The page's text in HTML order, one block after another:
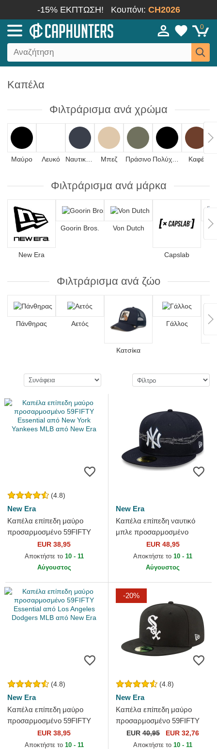
-15% ΕΚΠΤΩΣΗ! Κουπόνι: CH2026
0
Καπέλα
Φιλτράρισμα ανά χρώμα
Μαύρο Λευκό Μπεζ Πράσινο Καφέ
Φιλτράρισμα ανά μάρκα
New Era
Goorin Bros. Von Dutch
Capslab
Φιλτράρισμα ανά ζώο
Πάνθηρας Αετός
Κατσίκα
Γάλλος
(4.8)
New Era
Καπέλα επίπεδη μαύρο
προσαρμοσμένο 59FIFTY
Essential από New York
Yankees MLB από New Era
EUR 38,95
Αποκτήστε το 10 - 11
Αύγουστος
New Era
Καπέλα επίπεδη ναυτικό
μπλε προσαρμοσμένο
59FIFTY Icon από New York
Yankees MLB από New Era
EUR 48,95
Αποκτήστε το 10 - 11
Αύγουστος
(4.8)
New Era
Καπέλα επίπεδη μαύρο
προσαρμοσμένο 59FIFTY
Essential από Los Angeles
Dodgers MLB από New Era
EUR 38,95
Αποκτήστε το 10 - 11
-20%
(4.8)
New Era
Καπέλα επίπεδη μαύρο
προσαρμοσμένο 59FIFTY
Authentic On Field Game
από Chicago White Sox MLB
EUR 40,95 EUR 32,76
Αποκτήστε το 10 - 11